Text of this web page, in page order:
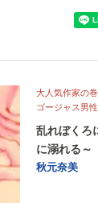
大人気作家の
ゴージャス男
乱れぼくろ
に溺れる～
秋元奈美